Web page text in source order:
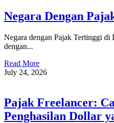
Negara Dengan
Negara dengan Pajak Tertinggi di
dengan...
Read More
July 24, 2026
Pajak Freelancer:
Penghasilan Dollar